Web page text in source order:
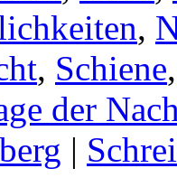
,
, Schiene
der
|